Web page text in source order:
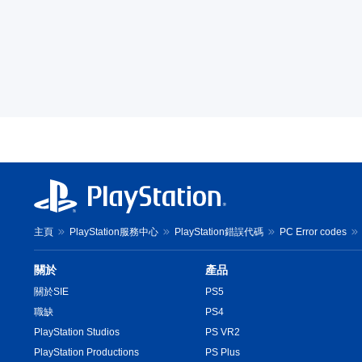
主頁 PlayStation服務中心 PlayStation錯誤代碼 PC Error codes
關於
關於SIE
職缺
PlayStation Studios
PlayStation Productions
產品
PS5
PS4
PS VR2
PS Plus